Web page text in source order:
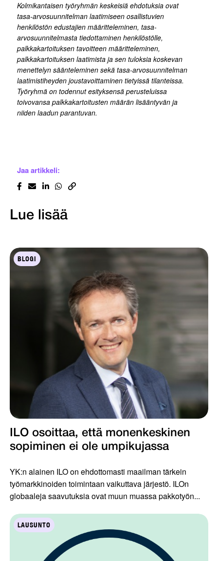
Kolmikantaisen työryhmän keskeisiä ehdotuksia ovat
tasa-arvosuunnitelman laatimiseen osallistuvien
henkilöstön edustajien määritteleminen, tasa-
arvosuunnitelmasta tiedottaminen henkilöstölle,
palkkakartoituksen tavoitteen määritteleminen,
palkkakartoituksen laatimista ja sen tuloksia koskevan
menettelyn säänteleminen sekä tasa-arvosuunnitelman
laatimistiheyden joustavoittaminen tietyissä tilanteissa.
Työryhmä on todennut esityksensä perusteluissa
toivovansa palkkakartoitusten määrän lisääntyvän ja
niiden laadun parantuvan.
Jaa artikkeli:
Lue lisää
BLOGI
ILO osoittaa, että monenkeskinen
sopiminen ei ole umpikujassa
YK:n alainen ILO on ehdottomasti maailman tärkein
työmarkkinoiden toimintaan vaikuttava järjestö. ILOn
globaaleja saavutuksia ovat muun muassa pakkotyön...
LAUSUNTO